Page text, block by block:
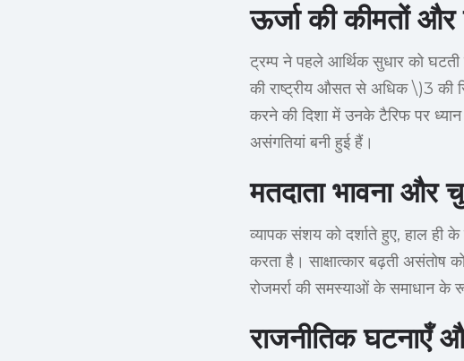
ऊर्जा की कीमतों और
ट्रम्प ने पहले आर्थिक सुधार को
की राष्ट्रीय औसत से अधिक \)3 की
करने की दिशा में उनके टैरिफ पर
असंगतियां बनी हुई हैं।
मतदाता भावना और
व्यापक संशय को दर्शाते हुए, हाल ही
करता है। साक्षात्कार बढ़ती असंतोष
रोजमर्रा की समस्याओं के समाधान के
राजनीतिक घटनाएँ